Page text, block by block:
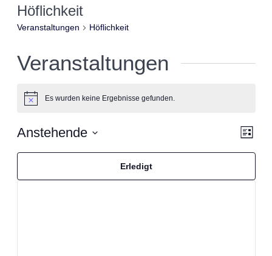
Höflichkeit
Veranstaltungen Höflichkeit
Veranstaltungen
HinweisEs wurden keine Ergebnisse gefunden.
Filter
Liste
Anstehende
wählen.
Das
Formular-
Erledigt